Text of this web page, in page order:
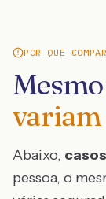
POR QUE
variam
Abaixo,
pessoa, o